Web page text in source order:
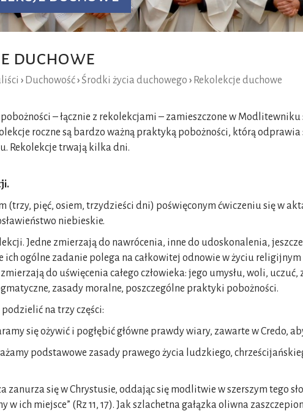
duchowe
› Duchowość› Środki życia duchowego › Rekolekcje duchowe
– łącznie z rekolekcjami – zamieszczone w
roczne są bardzo ważną praktyką pobożności, którą
Rekolekcje trwają kilka dni.
(trzy, pięć, osiem, trzydzieści dni) poświęconym ćwiczeniu się w
niebieskie.
Jedne zmierzają do nawrócenia, inne do udoskonalenia,
ich ogólne zadanie polega na całkowitej odnowie w życiu
do uświęcenia całego człowieka: jego umysłu, woli,
zasady moralne, poszczególne praktyki pobożności.
na trzy części:
się ożywić i pogłębić główne prawdy wiary, zawarte w Credo,
podstawowe zasady prawego życia ludzkiego,
zanurza się w Chrystusie, oddając się modlitwie w szerszym tego
w ich miejsce” (Rz 11, 17). Jak szlachetna gałązka oliwna